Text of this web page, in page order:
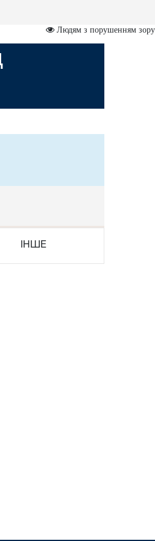
Людям з порушенням зору
ІНШЕ